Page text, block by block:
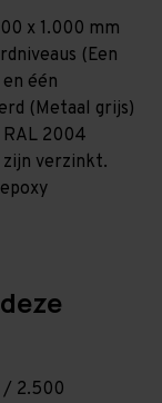
x 1.000 mm
(Een
één
(Metaal grijs)
2004
zijn verzinkt.
/ 2.500